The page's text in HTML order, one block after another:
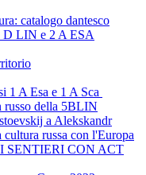
catalogo dantesco
D LIN e 2 A ESA
1 A Esa e 1 A Sca
russo della 5BLIN
a Alekskandr
russa con l'Europa
SENTIERI CON ACT